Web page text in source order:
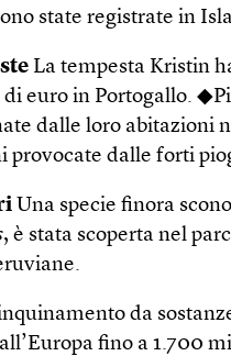
state registrate in
La tempesta Kristin
euro in Portogallo.
dalle loro abitazioni
provocate dalle forti
Una specie finora
, è stata scoperta nel
da
fino a 1.700